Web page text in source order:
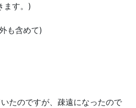
ます。)
も含めて)
たのですが、疎遠になったので